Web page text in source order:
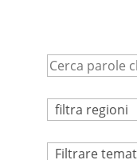
Tematico